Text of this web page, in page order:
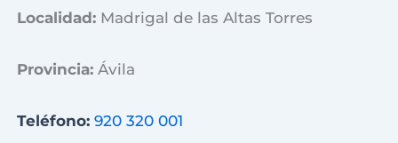
Localidad: Madrigal de las Altas Torres
Provincia:Ávila
Teléfono: 920 320 001